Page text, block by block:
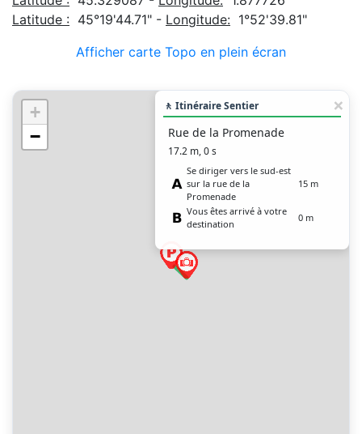
Latitude : 45°19'44.71" - Longitude: 1°52'39.81"
Afficher carte Topo en plein écran
+
−
🚶 Itinéraire Sentier
Rue de la Promenade
17.2 m, 0 s
Se diriger vers le sud-est
sur la rue de la
Promenade
15 m
Vous êtes arrivé à votre
destination
0 m